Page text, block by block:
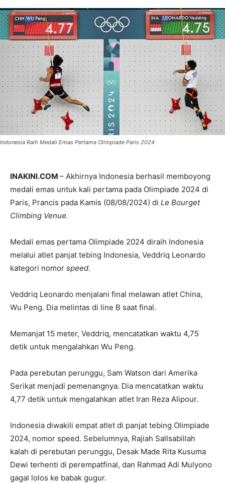
Indonesia Raih Medali Emas Pertama Olimpiade Paris 2024
INAKINI.COM – Akhirnya Indonesia berhasil memboyong
medali emas untuk kali pertama pada Olimpiade 2024 di
Paris, Prancis pada Kamis (08/08/2024) di Le Bourget
Climbing Venue.
Medali emas pertama Olimpiade 2024 diraih Indonesia
melalui atlet panjat tebing Indonesia, Veddriq Leonardo
kategori nomor speed.
Veddriq Leonardo menjalani final melawan atlet China,
Wu Peng. Dia melintas di line B saat final.
Memanjat 15 meter, Veddriq, mencatatkan waktu 4,75
detik untuk mengalahkan Wu Peng.
Pada perebutan perunggu, Sam Watson dari Amerika
Serikat menjadi pemenangnya. Dia mencatatkan waktu
4,77 detik untuk mengalahkan atlet Iran Reza Alipour.
Indonesia diwakili empat atlet di panjat tebing Olimpiade
2024, nomor speed. Sebelumnya, Rajiah Sallsabillah
kalah di perebutan perunggu, Desak Made Rita Kusuma
Dewi terhenti di perempatfinal, dan Rahmad Adi Mulyono
gagal lolos ke babak gugur.